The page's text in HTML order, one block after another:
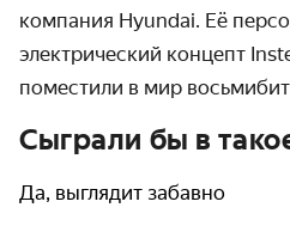
компания Hyundai. Её
электрический концепт
поместили в мир
Сыграли бы в
Да, выглядит забавно